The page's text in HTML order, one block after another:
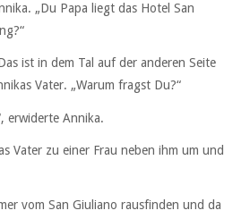
„Du Papa liegt das Hotel San
ist in dem Tal auf der anderen Seite
Vater. „Warum fragst Du?“
erwiderte Annika.
Vater zu einer Frau neben ihm um und
vom San Giuliano rausfinden und da